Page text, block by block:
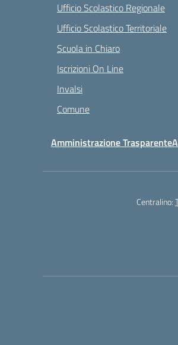
Ufficio Scolastico Regionale
Ufficio Scolastico Territoriale
Scuola in Chiaro
Iscrizioni On Line
Invalsi
Comune
Amministrazione Trasparente
Centralino: